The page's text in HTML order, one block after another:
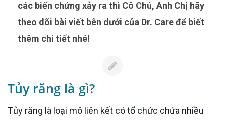
các biến chứng xảy ra thì Cô Chú, Anh Chị hãy
theo dõi bài viết bên dưới của Dr. Care để biết
thêm chi tiết nhé!
Tủy răng là gì?
Tủy răng là loại mô liên kết có tổ chức chứa nhiều